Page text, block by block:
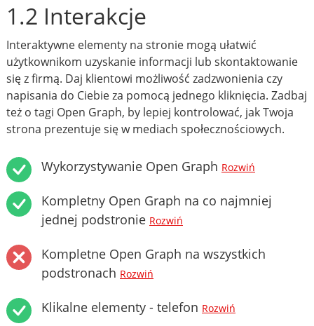
1.2 Interakcje
Interaktywne elementy na stronie mogą ułatwić
użytkownikom uzyskanie informacji lub skontaktowanie
się z firmą. Daj klientowi możliwość zadzwonienia czy
napisania do Ciebie za pomocą jednego kliknięcia. Zadbaj
też o tagi Open Graph, by lepiej kontrolować, jak Twoja
strona prezentuje się w mediach społecznościowych.
Wykorzystywanie Open Graph Rozwiń
Kompletny Open Graph na co najmniej
jednej podstronie Rozwiń
Kompletne Open Graph na wszystkich
podstronach Rozwiń
Klikalne elementy - telefon Rozwiń